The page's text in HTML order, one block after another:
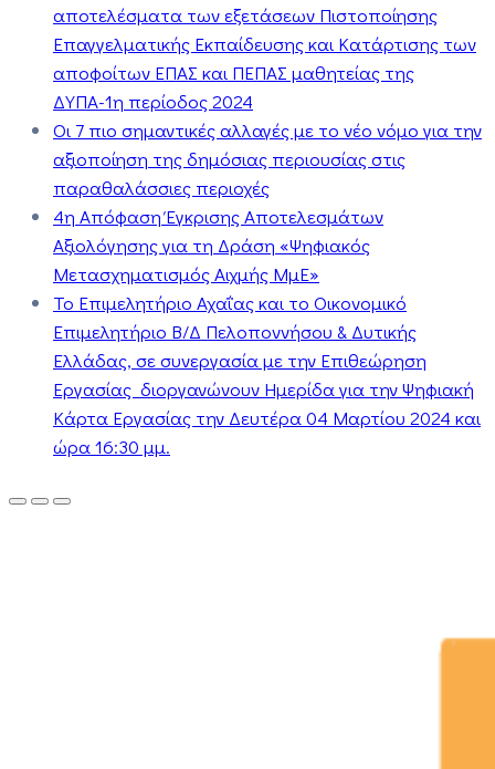
αποτελέσματα των εξετάσεων Πιστοποίησης
Επαγγελματικής Εκπαίδευσης και Κατάρτισης των
αποφοίτων ΕΠΑΣ και ΠΕΠΑΣ μαθητείας της
ΔΥΠΑ-1η περίοδος 2024
Οι 7 πιο σημαντικές αλλαγές με το νέο νόμο για την
αξιοποίηση της δημόσιας περιουσίας στις
παραθαλάσσιες περιοχές
4η Απόφαση Έγκρισης Αποτελεσμάτων
Αξιολόγησης για τη Δράση «Ψηφιακός
Μετασχηματισμός Αιχμής ΜμΕ»
Το Επιμελητήριο Αχαΐας και το Οικονομικό
Επιμελητήριο Β/Δ Πελοποννήσου & Δυτικής
Ελλάδας, σε συνεργασία με την Επιθεώρηση
Εργασίας διοργανώνουν Ημερίδα για την Ψηφιακή
Κάρτα Εργασίας την Δευτέρα 04 Μαρτίου 2024 και
ώρα 16:30 μμ.